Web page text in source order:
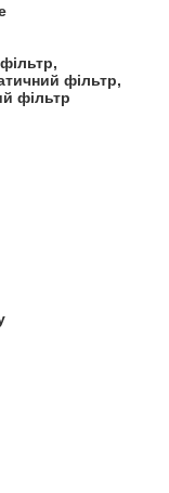
фільтр,
фільтр